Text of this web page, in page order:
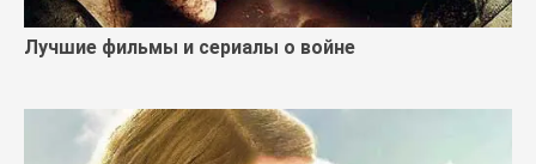
Лучшие фильмы и сериалы о войне